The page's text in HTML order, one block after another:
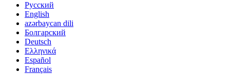
Русский
English
azərbaycan dili
Болгарский
Deutsch
Ελληνικά
Español
Français